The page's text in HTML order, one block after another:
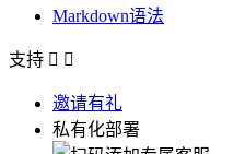
Markdown语法
支持  
邀请有礼
私有化部署